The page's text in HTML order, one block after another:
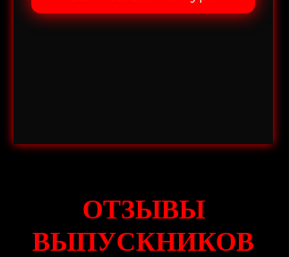
ОТЗЫВЫ
ВЫПУСКНИКОВ